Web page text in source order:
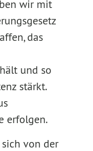
wir mit
das
und so
stärkt.
erfolgen.
von der